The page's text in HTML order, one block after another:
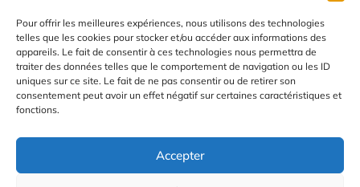
Pour offrir les meilleures expériences, nous utilisons des technologies
telles que les cookies pour stocker et/ou accéder aux informations des
appareils. Le fait de consentir à ces technologies nous permettra de
traiter des données telles que le comportement de navigation ou les ID
uniques sur ce site. Le fait de ne pas consentir ou de retirer son
consentement peut avoir un effet négatif sur certaines caractéristiques et
fonctions.
Accepter
Mentions Légales
Plan du site
Gestion des Cookies